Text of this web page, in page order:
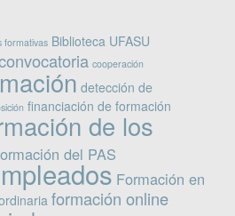
formativas Biblioteca UFASU
cooperación
detección de
financiación de formación
de los
del PAS
Formación en
formación online